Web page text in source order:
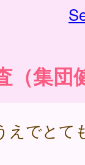
（集団
えでとて